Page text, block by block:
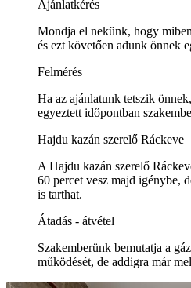
Ajánlatkérés
Mondja el nekünk, hogy
és ezt követően adunk önnek
Felmérés
Ha az ajánlatunk tetszik
egyeztett időpontban
Hajdu kazán szerelő Ráckeve
A Hajdu kazán szerelő
60 percet vesz majd igénybe,
is tarthat.
Átadás - átvétel
Szakemberünk bemutatja a
működését, de addigra már